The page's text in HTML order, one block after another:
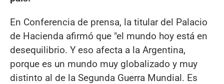
En Conferencia de prensa, la titular del Palacio
de Hacienda afirmó que "el mundo hoy está en
desequilibrio. Y eso afecta a la Argentina,
porque es un mundo muy globalizado y muy
distinto al de la Segunda Guerra Mundial. Es